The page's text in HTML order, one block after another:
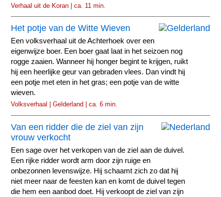
Verhaal uit de Koran | ca. 11 min.
Het potje van de Witte Wieven
Een volksverhaal uit de Achterhoek over een
eigenwijze boer. Een boer gaat laat in het seizoen nog
rogge zaaien. Wanneer hij honger begint te krijgen, ruikt
hij een heerlijke geur van gebraden vlees. Dan vindt hij
een potje met eten in het gras; een potje van de witte
wieven.
Volksverhaal | Gelderland | ca. 6 min.
Van een ridder die de ziel van zijn
vrouw verkocht
Een sage over het verkopen van de ziel aan de duivel.
Een rijke ridder wordt arm door zijn ruige en
onbezonnen levenswijze. Hij schaamt zich zo dat hij
niet meer naar de feesten kan en komt de duivel tegen
die hem een aanbod doet. Hij verkoopt de ziel van zijn